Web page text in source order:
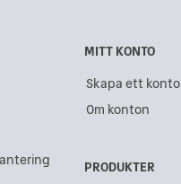
MITT KONTO
Skapa ett konto
Om konton
PRODUKTER